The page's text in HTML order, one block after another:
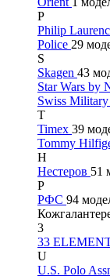
P
Philip
Police 29
S
Skagen 43
Star Wars by
Swiss
T
Timex 39
Tommy
Н
Нестеров 51
Р
РФС 94
3
33
U
U.S. Polo